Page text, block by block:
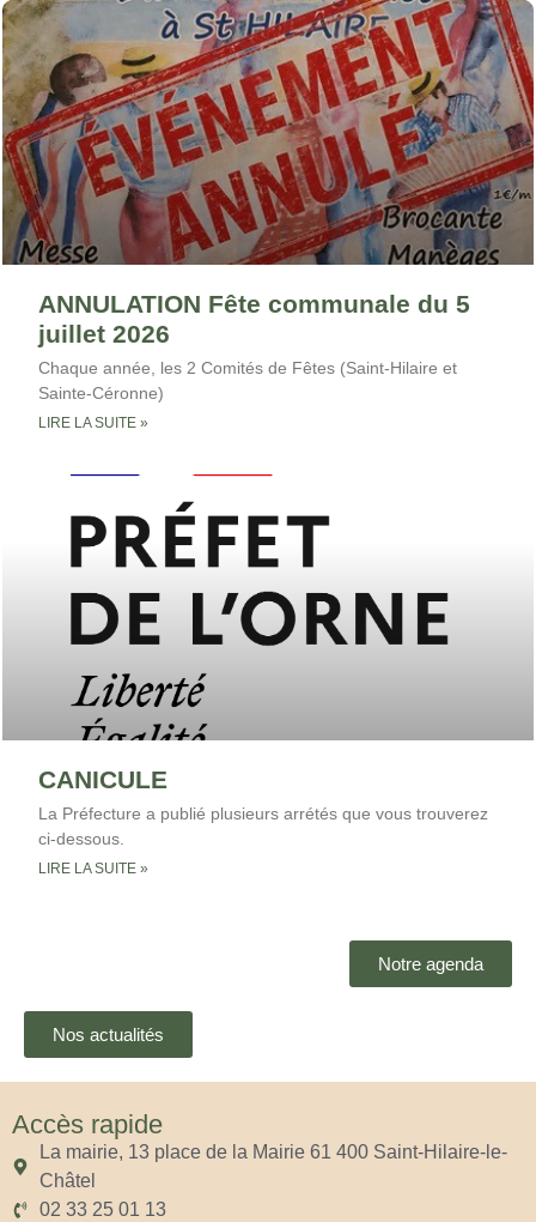
ANNULATION Fête communale du 5
juillet 2026
Chaque année, les 2 Comités de Fêtes (Saint-Hilaire et
Sainte-Céronne)
LIRE LA SUITE »
CANICULE
La Préfecture a publié plusieurs arrétés que vous trouverez
ci-dessous.
LIRE LA SUITE »
Notre agenda
Nos actualités
Accès rapide
La mairie, 13 place de la Mairie 61 400 Saint-Hilaire-le-
Châtel
02 33 25 01 13